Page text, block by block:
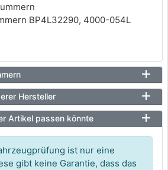
BP4L32290, 4000-054L
Hersteller
Artikel passen könnte
ist nur eine
gibt keine Garantie, dass das